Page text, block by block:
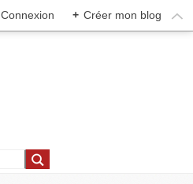
Connexion + Créer mon blog